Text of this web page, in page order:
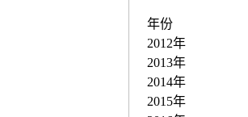
年份
2012年
2013年
2014年
2015年